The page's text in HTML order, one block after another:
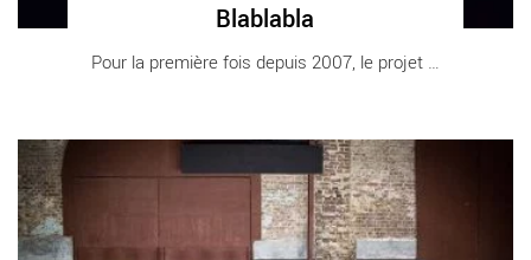
Blablabla
Zig Zig - Critique sortie Théâtre Montreuil Nouveau Théâtre de
Montreuil salle Maria Casarès